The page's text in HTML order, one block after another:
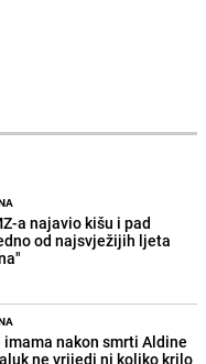
a najavio kišu i pad
od najsvježijih ljeta
nakon smrti Aldine
ne vrijedi ni koliko krilo